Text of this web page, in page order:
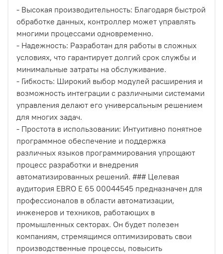
- Высокая производительность: Благодаря быстрой
обработке данных, контроллер может управлять
многими процессами одновременно.
- Надежность: Разработан для работы в сложных
условиях, что гарантирует долгий срок службы и
минимальные затраты на обслуживание.
- Гибкость: Широкий выбор модулей расширения и
возможность интеграции с различными системами
управления делают его универсальным решением
для многих задач.
- Простота в использовании: Интуитивно понятное
программное обеспечение и поддержка
различных языков программирования упрощают
процесс разработки и внедрения
автоматизированных решений. ### Целевая
аудитория EBRO E 65 00044545 предназначен для
профессионалов в области автоматизации,
инженеров и техников, работающих в
промышленных секторах. Он будет полезен
компаниям, стремящимся оптимизировать свои
производственные процессы, повысить